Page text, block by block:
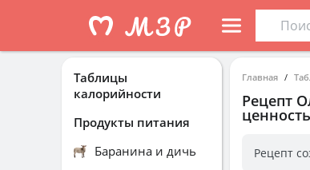
Главная
Рецепт
Рецепт
Таблицы
калорийности
Продукты питания
Баранина и дичь